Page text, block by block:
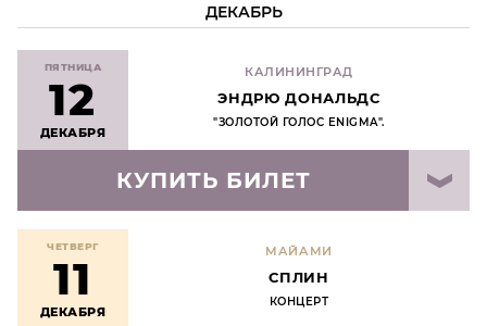
ДЕКАБРЬ
ПЯТНИЦА
12
ДЕКАБРЯ
КАЛИНИНГРАД
ЭНДРЮ ДОНАЛЬДС
"ЗОЛОТОЙ ГОЛОС ENIGMA".
КУПИТЬ БИЛЕТ
ЧЕТВЕРГ
11
ДЕКАБРЯ
МАЙАМИ
СПЛИН
КОНЦЕРТ